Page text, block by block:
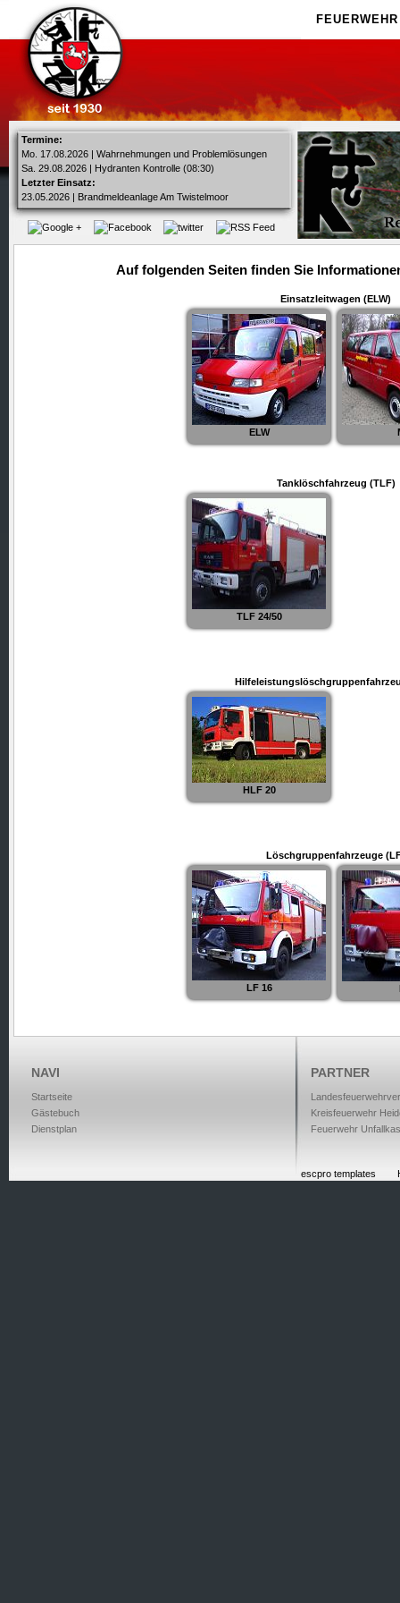
FEUERWEHR
Termine:
Mo. 17.08.2026 | Wahrnehmungen und Problemlösungen
Sa. 29.08.2026 | Hydranten Kontrolle (08:30)
Letzter Einsatz:
23.05.2026 | Brandmeldeanlage Am Twistelmoor
Auf folgenden Seiten finden Sie
Einsatzleitwagen (ELW)
ELW
Tanklöschfahrzeug (TLF)
TLF 24/50
HLF 20
Löschgruppenfahrzeuge
LF 16
NAVI
Startseite
Gästebuch
Dienstplan
PARTNER
Kreisfeuerwehr
Feuerwehr
escpro templates